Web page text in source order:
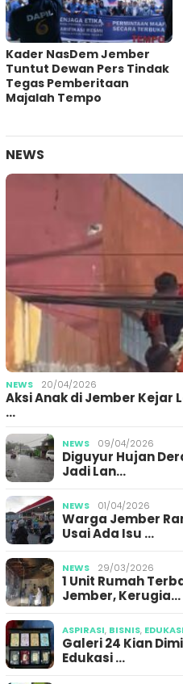
Kader NasDem Jember
Tuntut Dewan Pers Tindak
Tegas Pemberitaan
Majalah Tempo
NEWS
NEWS 20/04/2026
Aksi Anak di Jember Kejar
…
NEWS 09/04/2026
Diguyur Hujan
Jadi Lan…
NEWS 01/04/2026
Warga Jember
Usai Ada Isu …
NEWS 29/03/2026
1 Unit Rumah
Jember, Kerugia…
ASPIRASI, BISNIS, EDUKASI
Galeri 24 Kian
Edukasi …